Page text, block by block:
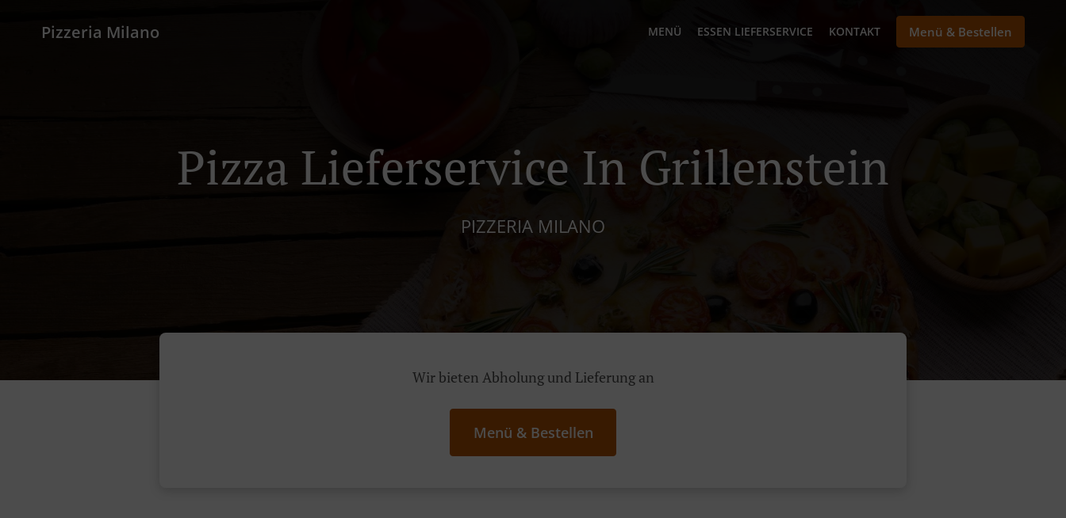
Pizzeria Milano MENÜ ESSEN LIEFERSERVICE KONTAKT Menü & Bestellen
Pizza Lieferservice In Grillenstein
PIZZERIA MILANO
Wir bieten Abholung und Lieferung an
Menü & Bestellen